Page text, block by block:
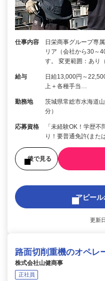
仕事内容
日栄商事グループ専
リア（会社から30～
す。 変更範囲：あり
給与
日給13,000円～
上＋各種手当…
勤務地
茨城県常総市水海道
分）
応募資格
「未経験OK！学歴
り！要普通免許(また
後で見る
アピール
更新
路面切削重機のオペレ
株式会社山健商事
正社員